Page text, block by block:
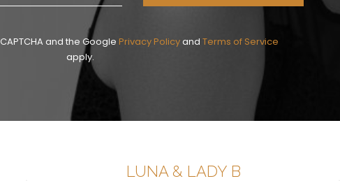
and the Google Privacy Policyand Terms of Service
apply.
LUNA & LADY B